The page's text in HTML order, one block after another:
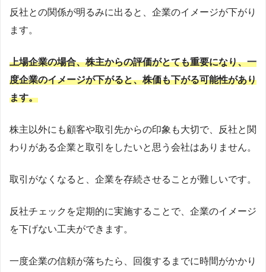
反社との関係が明るみに出ると、企業のイメージが下がり
ます。
上場企業の場合、株主からの評価がとても重要になり、一
度企業のイメージが下がると、株価も下がる可能性があり
ます。
株主以外にも顧客や取引先からの印象も大切で、反社と関
わりがある企業と取引をしたいと思う会社はありません。
取引がなくなると、企業を存続させることが難しいです。
反社チェックを定期的に実施することで、企業のイメージ
を下げない工夫ができます。
一度企業の信頼が落ちたら、回復するまでに時間がかかり